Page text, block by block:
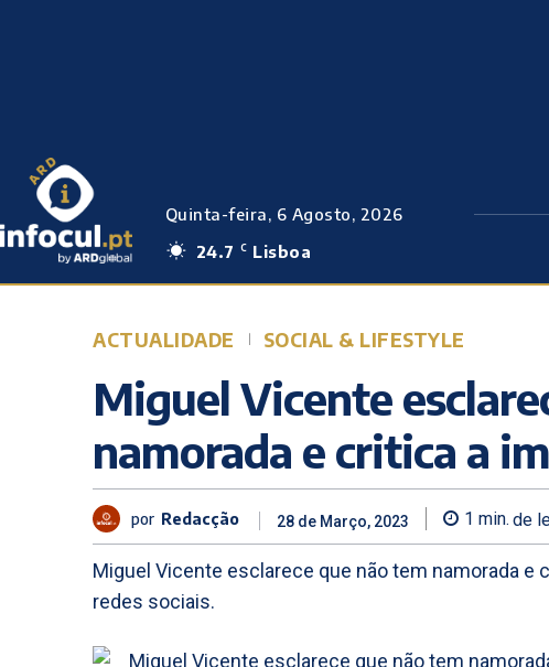
Quinta-feira, 6 Agosto, 2026
24.7
C Lisboa
ACTUALIDADE SOCIAL & LIFESTYLE
Miguel Vicente
namorada e critica a
por Redacção 28 de Março, 2023 1 min. de
Miguel Vicente esclarece que não tem namorada e
redes sociais.